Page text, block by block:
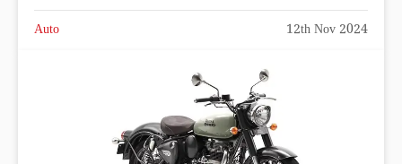
Auto 12th Nov 2024